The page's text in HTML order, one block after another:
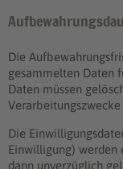
Die
gesammelten Daten
Daten müssen
Die
Einwilligung) werden
dann unverzüglich